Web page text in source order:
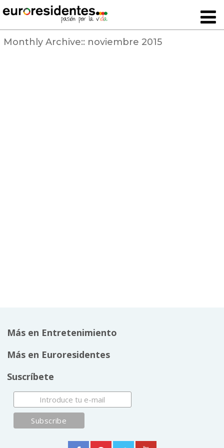
Monthly Archive:: noviembre 2015
Más en Entretenimiento
Más en Euroresidentes
Suscríbete